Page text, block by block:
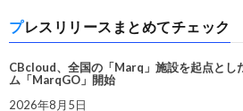
プレスリリースまとめてチェック
CBcloud、全国の「Marq」施設を起点とし
ム「MarqGO」開始
2026年8月5日